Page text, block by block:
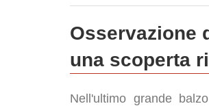
Osservazione
una scoperta
Nell'ultimo grande